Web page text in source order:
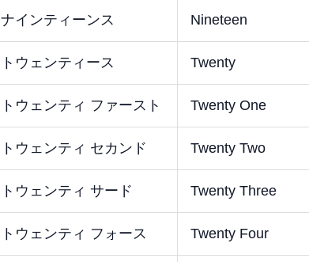
ナインティーンス Nineteen
トウェンティース Twenty
トウェンティ ファースト Twenty One
トウェンティ セカンド Twenty Two
トウェンティ サード Twenty Three
トウェンティ フォース Twenty Four